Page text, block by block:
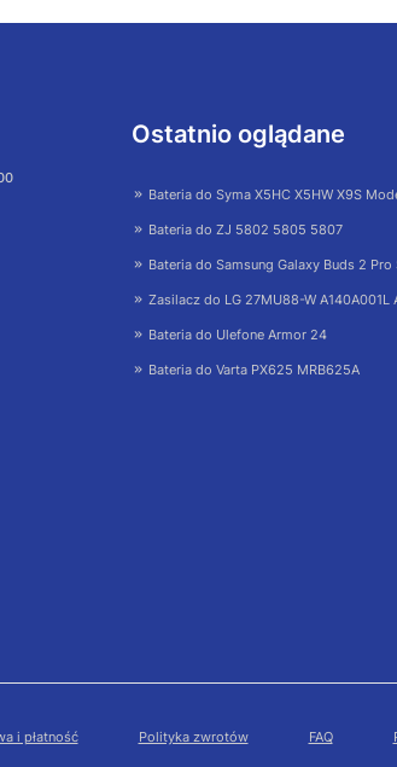
Ostatnio oglądane
Bateria do Syma X5HC X5HW X9S
Bateria do ZJ 5802 5805 5807
Bateria do Samsung Galaxy Buds 2 Pro
Zasilacz do LG 27MU88-W A140A001L
Bateria do Ulefone Armor 24
Bateria do Varta PX625 MRB625A
i płatność Polityka zwrotów FAQ